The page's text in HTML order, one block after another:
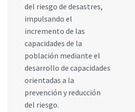
del riesgo de desastres,
impulsando el
incremento de las
capacidades de la
población mediante el
desarrollo de capacidades
orientadas a la
prevención y reducción
del riesgo.